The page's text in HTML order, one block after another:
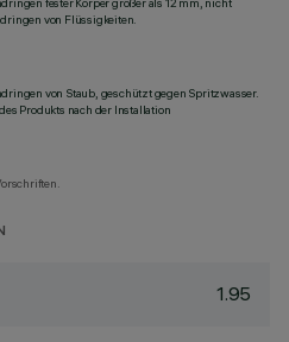
von Flüssigkeiten.
von Staub, geschützt gegen Spritzwasser.
Produkts nach der Installation
1.95